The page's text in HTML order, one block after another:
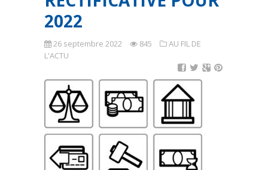
2022
26 septembre 2022 845
AU FIL DE
L'ACTU